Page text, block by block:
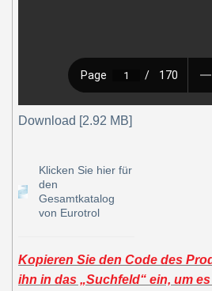
Download [2.92 MB]
Klicken Sie hier für
den
Gesamtkatalog
von Eurotrol
Kopieren Sie den Code des
ihn in das „Suchfeld“ ein, um